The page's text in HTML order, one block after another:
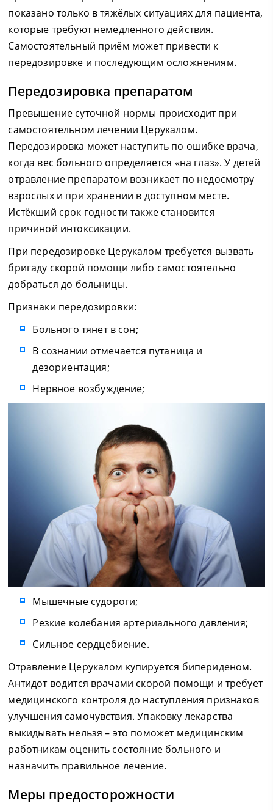
показано только в тяжёлых ситуациях для пациента,
которые требуют немедленного действия.
Самостоятельный приём может привести к
передозировке и последующим осложнениям.
Передозировка препаратом
Превышение суточной нормы происходит при
самостоятельном лечении Церукалом.
Передозировка может наступить по ошибке врача,
когда вес больного определяется «на глаз». У детей
отравление препаратом возникает по недосмотру
взрослых и при хранении в доступном месте.
Истёкший срок годности также становится
причиной интоксикации.
При передозировке Церукалом требуется вызвать
бригаду скорой помощи либо самостоятельно
добраться до больницы.
Признаки передозировки:
Больного тянет в сон;
В сознании отмечается путаница и
дезориентация;
Нервное возбуждение;
Мышечные судороги;
Резкие колебания артериального давления;
Сильное сердцебиение.
Отравление Церукалом купируется бипериденом.
Антидот водится врачами скорой помощи и требует
медицинского контроля до наступления признаков
улучшения самочувствия. Упаковку лекарства
выкидывать нельзя – это поможет медицинским
работникам оценить состояние больного и
назначить правильное лечение.
Меры предосторожности